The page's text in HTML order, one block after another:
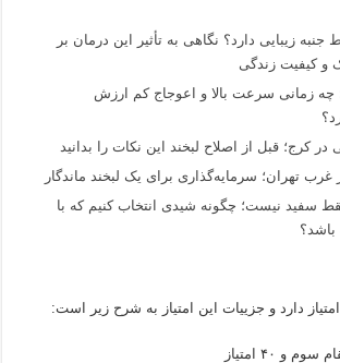
جنبه زیبایی دارد؟ نگاهی به تأثیر این درمان بر
و کیفیت زندگی
چه زمانی سرعت بالا و اعوجاج کم ارزش
در کرج؛ قبل از اصلاح لبخند این نکات را بدانید
غرب تهران؛ سرمایه‌گذاری برای یک لبخند ماندگار
سفید نیست؛ چگونه شیدی انتخاب کنیم که با
و ۴۰ امتیاز